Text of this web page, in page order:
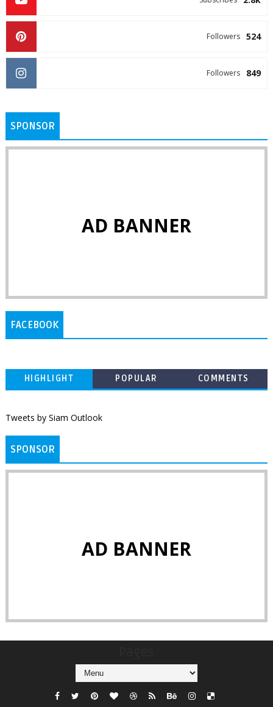
524
Followers
849
Followers
SPONSOR
AD BANNER
FACEBOOK
HIGHLIGHT POPULAR COMMENTS
Tweets by Siam Outlook
SPONSOR
AD BANNER